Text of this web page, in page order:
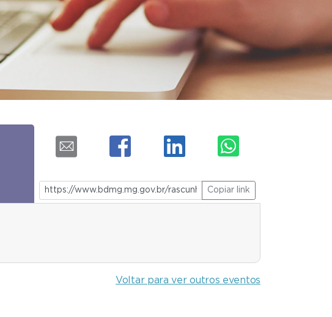
Copiar link
Voltar para ver outros eventos